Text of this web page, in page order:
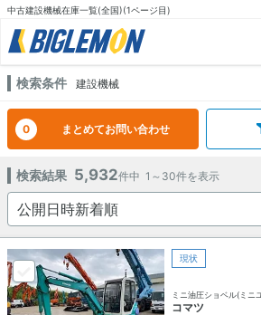
中古建設機械在庫一覧(全国)(1ページ目)
検索条件 建設機械
0 まとめてお問い合わせ
検索結果 5,932件中 1～30件を表示
現状
ミニ油圧ショベル(ミニ
コマツ